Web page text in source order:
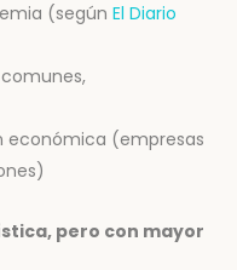
(según El Diario
económica (empresas
pero con mayor